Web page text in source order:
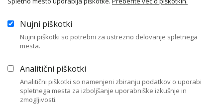
Nevenka
Flego Jana
Furlan Oberč
Gajšek
Gregor
Nujni piškotki
Nujni piškotki so potrebni za ustrezno delovanje spletnega
mesta.
Analitični piškotki
Analitični piškotki so namenjeni zbiranju podatkov o uporabi
spletnega mesta za izboljšanje uporabniške izkušnje in
zmogljivosti.